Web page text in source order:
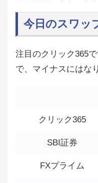
今日のスワッ
注目のクリック365
で、マイナスにはな
クリック365
SBI証券
FXプライム